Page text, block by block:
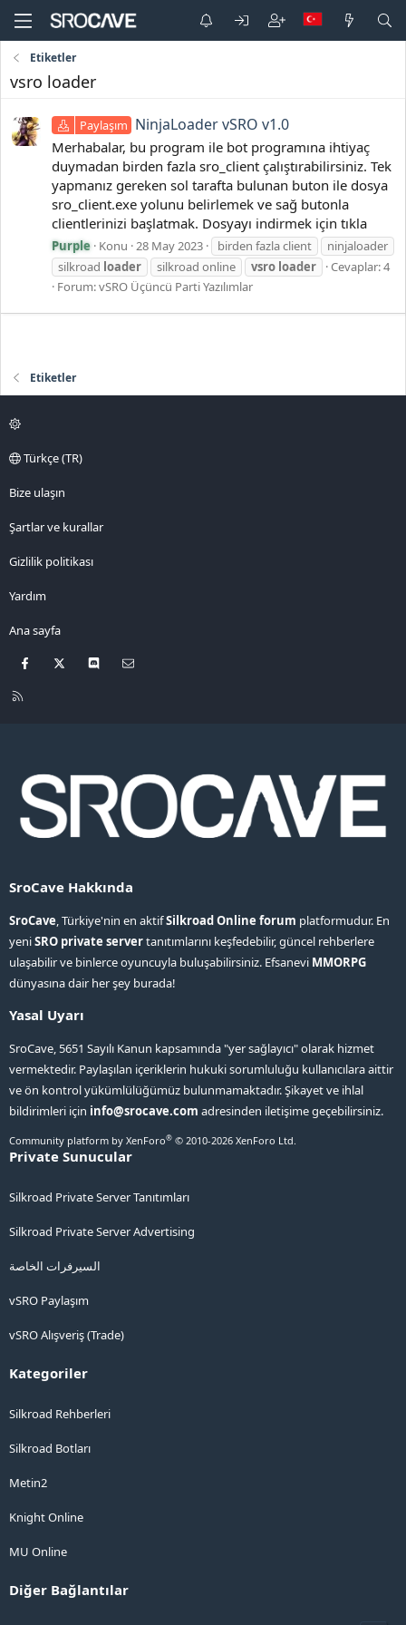
Etiketler
vsro loader
Paylaşım NinjaLoader vSRO v1.0
Merhabalar, bu program ile bot programına ihtiyaç
duymadan birden fazla sro_client çalıştırabilirsiniz. Tek
yapmanız gereken sol tarafta bulunan buton ile dosya
sro_client.exe yolunu belirlemek ve sağ butonla
clientlerinizi başlatmak. Dosyayı indirmek için tıkla
Purple Konu 28 May 2023 birden fazla client
ninjaloader
silkroad loader silkroad online vsro loader
Cevaplar: 4
Forum:vSRO Üçüncü Parti Yazılımlar
Etiketler
Türkçe (TR)
Bize ulaşın
Şartlar ve kurallar
Gizlilik politikası
Yardım
Ana sayfa
Facebook Discord
R
SroCave Hakkında
SroCave, Türkiye'nin en aktifSilkroad Online forum platformudur. En
yeniSRO private servertanıtımlarını keşfedebilir, güncel rehberlere
ulaşabilir ve binlerce oyuncuyla buluşabilirsiniz. Efsanevi MMORPG
dünyasına dair her şey burada!
Yasal Uyarı
SroCave, 5651 Sayılı Kanun kapsamında "yer sağlayıcı" olarak hizmet
vermektedir. Paylaşılan içeriklerin hukuki sorumluluğu kullanıcılara aittir
ve ön kontrol yükümlülüğümüz bulunmamaktadır. Şikayet ve ihlal
bildirimleri için info@srocave.com adresinden iletişime geçebilirsiniz.
Community platform by XenForo® © 2010-2026 XenForo Ltd.
Private Sunucular
Silkroad Private Server Tanıtımları
Silkroad Private Server Advertising
السيرفرات الخاصة
vSRO Paylaşım
vSRO Alışveriş (Trade)
Kategoriler
Silkroad Rehberleri
Silkroad Botları
Metin2
Knight Online
MU Online
Diğer Bağlantılar